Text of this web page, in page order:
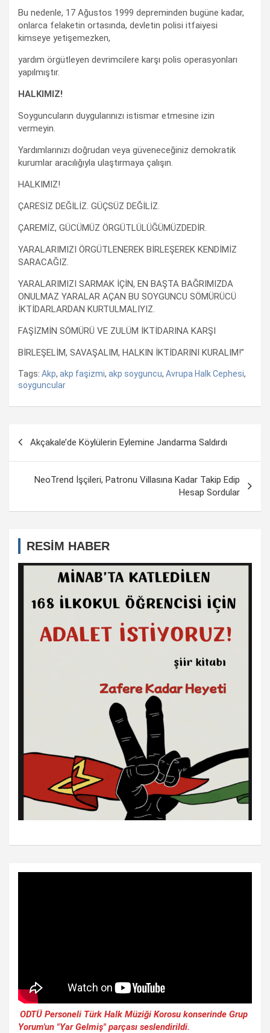
Bu nedenle, 17 Ağustos 1999 depreminden bugüne kadar,
onlarca felaketin ortasında, devletin polisi itfaiyesi
kimseye yetişemezken,
yardım örgütleyen devrimcilere karşı polis operasyonları
yapılmıştır.
HALKIMIZ!
Soyguncuların duygularınızı istismar etmesine izin
vermeyin.
Yardımlarınızı doğrudan veya güveneceğiniz demokratik
kurumlar aracılığıyla ulaştırmaya çalışın.
HALKIMIZ!
ÇARESİZ DEĞİLİZ. GÜÇSÜZ DEĞİLİZ.
ÇAREMİZ, GÜCÜMÜZ ÖRGÜTLÜLÜĞÜMÜZDEDİR.
YARALARIMIZI ÖRGÜTLENEREK BİRLEŞEREK KENDİMİZ
SARACAĞIZ.
YARALARIMIZI SARMAK İÇİN, EN BAŞTA BAĞRIMIZDA
ONULMAZ YARALAR AÇAN BU SOYGUNCU SÖMÜRÜCÜ
İKTİDARLARDAN KURTULMALIYIZ.
FAŞİZMİN SÖMÜRÜ VE ZULÜM İKTİDARINA KARŞI
BİRLEŞELİM, SAVAŞALIM, HALKIN İKTİDARINI KURALIM!”
Tags: Akp, akp faşizmi, akp soyguncu, Avrupa Halk Cephesi,
soyguncular
dolaşımı
Akçakale’de Köylülerin Eylemine Jandarma Saldırdı
NeoTrend İşçileri, Patronu Villasına Kadar Takip Edip
Hesap Sordular
RESİM HABER
ODTÜ Personeli Türk Halk Müziği Korosu konserinde Grup
Yorum'un "Yar Gelmiş" parçası seslendirildi.